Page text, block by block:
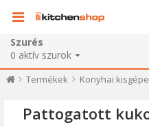
Szurés
0 aktív szurok
Termékek Konyhai
Pattogatott